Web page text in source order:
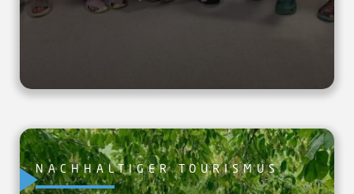
NACHHALTIGER TOURISMUS